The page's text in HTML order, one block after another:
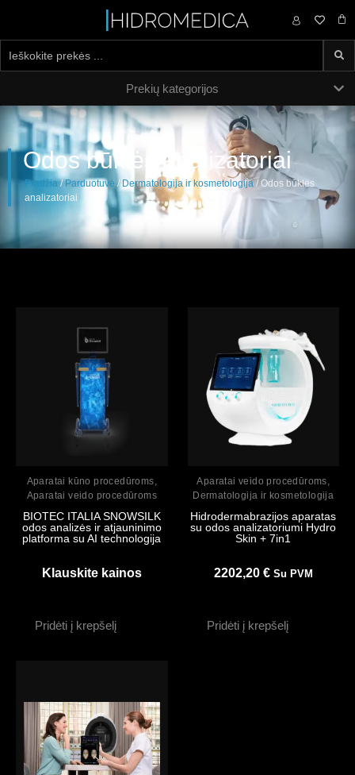
0,00 €
Prekių kategorijos
Odos būklės analizatoriai
Pradžia/Parduotuvė / Dermatologija ir kosmetologija/ Odos būklės
analizatoriai
Aparatai kūno procedūroms,
Aparatai veido procedūroms
BIOTEC ITALIA SNOWSILK
odos analizės ir atjauninimo
platforma su AI technologija
Klauskite kainos
Pridėti į krepšelį
Aparatai veido procedūroms,
Dermatologija ir kosmetologija
Hidrodermabrazijos aparatas
su odos analizatoriumi Hydro
Skin + 7in1
2202,20 € Su PVM
Pridėti į krepšelį